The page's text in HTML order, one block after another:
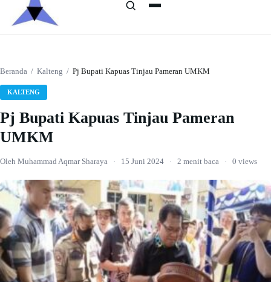
Beranda / Kalteng / Pj Bupati Kapuas Tinjau Pameran UMKM
KALTENG
Pj Bupati Kapuas Tinjau Pameran
UMKM
Oleh Muhammad Aqmar Sharaya · 15 Juni 2024 · 2 menit baca · 0 views